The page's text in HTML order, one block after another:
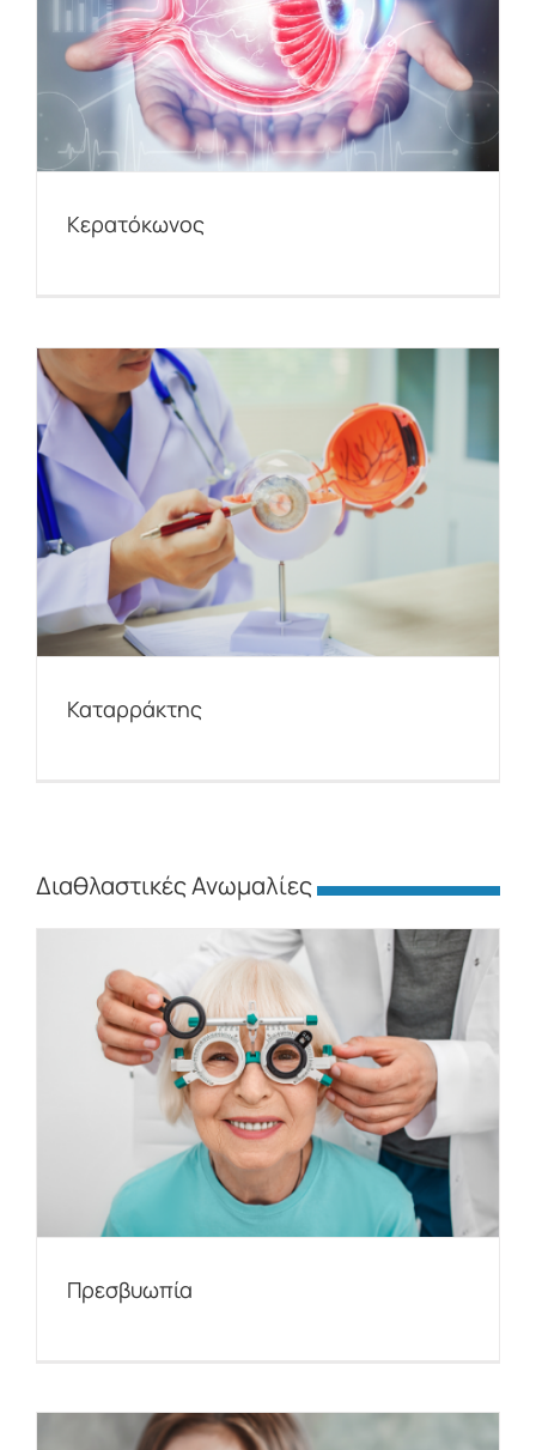
Κερατόκωνος
Καταρράκτης
Διαθλαστικές Ανωμαλίες
Πρεσβυωπία